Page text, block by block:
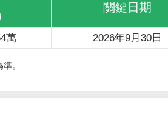
關鍵日期
萬 2026年9月30日
。